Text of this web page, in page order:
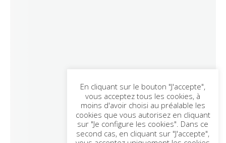
En cliquant sur le bouton "J'accepte",
vous acceptez tous les cookies, à
moins d'avoir choisi au préalable les
cookies que vous autorisez en cliquant
sur "Je configure les cookies". Dans ce
second cas, en cliquant sur "J'accepte",